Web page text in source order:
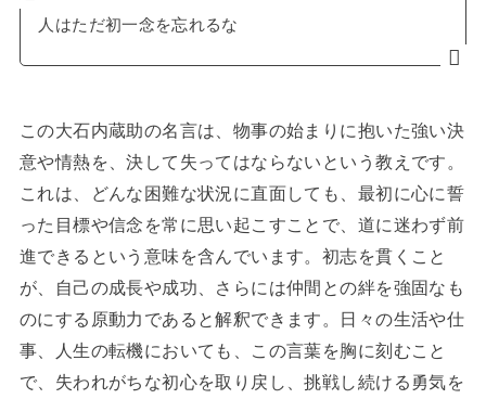
人はただ初一念を忘れるな
この大石内蔵助の名言は、物事の始まりに抱いた強い決
意や情熱を、決して失ってはならないという教えです。
これは、どんな困難な状況に直面しても、最初に心に誓
った目標や信念を常に思い起こすことで、道に迷わず前
進できるという意味を含んでいます。初志を貫くこと
が、自己の成長や成功、さらには仲間との絆を強固なも
のにする原動力であると解釈できます。日々の生活や仕
事、人生の転機においても、この言葉を胸に刻むこと
で、失われがちな初心を取り戻し、挑戦し続ける勇気を